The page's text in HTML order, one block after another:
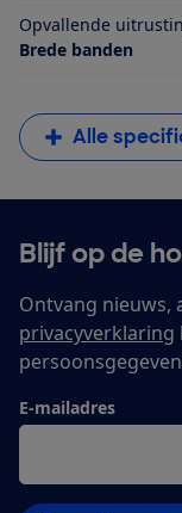
Opvallende
Brede banden
Alle
Blijf op de
Ontvang nieuws,
privacyverklaring
E-mailadres